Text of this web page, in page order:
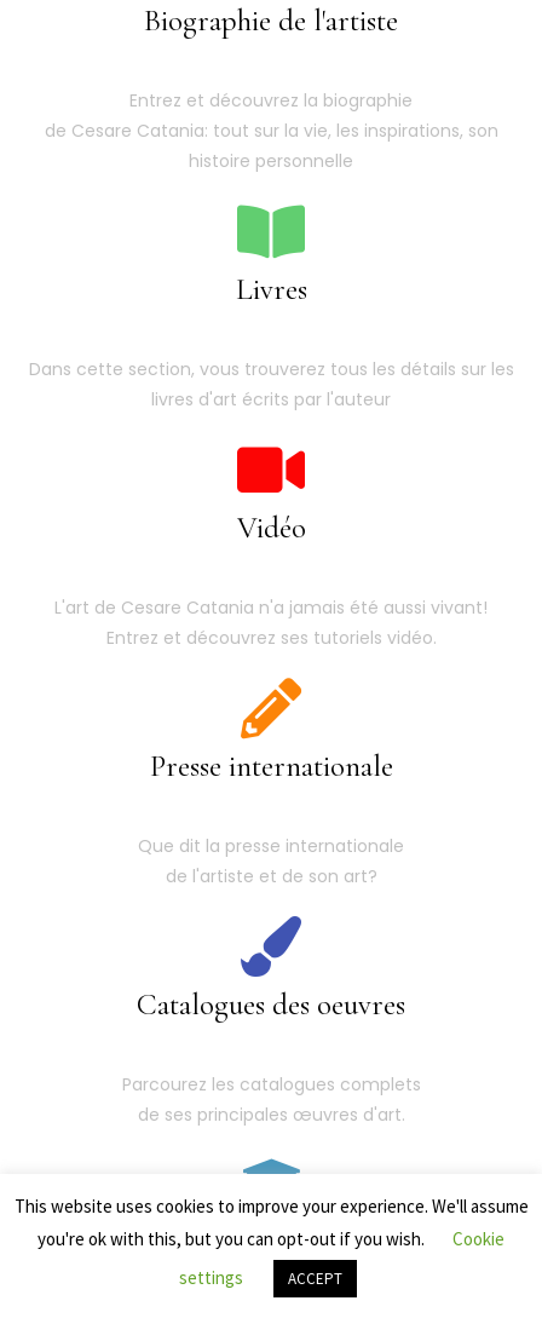
Biographie de l'artiste
Entrez et découvrez la biographie
de Cesare Catania: tout sur la vie, les inspirations, son
histoire personnelle
Livres
Dans cette section, vous trouverez tous les détails sur les
livres d'art écrits par l'auteur
Vidéo
L'art de Cesare Catania n'a jamais été aussi vivant!
Entrez et découvrez ses tutoriels vidéo.
Presse internationale
Que dit la presse internationale
de l'artiste et de son art?
Catalogues des oeuvres
Parcourez les catalogues complets
de ses principales œuvres d'art.
Les dernières expositions
This website uses cookies to improve your experience. We'll assume
you're ok with this, but you can opt-out if you wish.
Cookie
settings
ACCEPT